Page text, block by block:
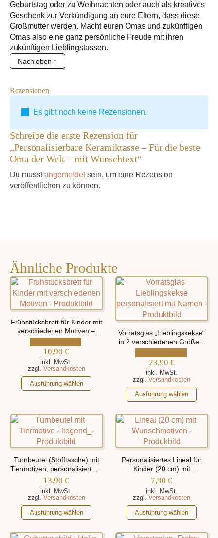
Geburtstag oder zu Weihnachten oder auch als kreatives
Geschenk zur Verkündigung an eure Eltern, dass diese
Großmutter werden. Macht euren Omas und zukünftigen
Omas also eine ganz persönliche Freude mit ihren
zukünftigen Lieblingstassen.
Nach oben ↑
Rezensionen
Es gibt noch keine Rezensionen.
Schreibe die erste Rezension für
„Personalisierbare Keramiktasse – Für die beste
Oma der Welt – mit Wunschtext“
Du musstangemeldetsein, um eine Rezension
veröffentlichen zu können.
Ähnliche Produkte
Frühstücksbrett für Kinder mit
verschiedenen Motiven –
personalisiert mit Namen
10,90€
inkl. MwSt.
zzgl. Versandkosten
Ausführung wählen
Dieses
Produkt
mehrere
Varianten
auf.
Die
Optionen
können
Produktseite
gewählt
werden
Vorratsglas „Lieblingskekse“
in 2 verschiedenen Größen,
personalisiert mit Namen
23,90 €
inkl. MwSt.
zzgl.Versandkosten
Ausführung wählen
Dieses
Produkt
weist
mehrere
Varianten
auf.
Optionen
können
der
Produktseite
gewählt
werden
Turnbeutel (Stofftasche) mit
Tiermotiven, personalisiert mit
Namen
13,90€
inkl. MwSt.
zzgl. Versandkosten
Ausführung wählen
Dieses
Produkt
weist
Personalisiertes Lineal für
Kinder (20 cm) mit
verschiedenen Motiven
7,90€
inkl. MwSt.
zzgl.Versandkosten
Ausführung wählen
Dieses
Produkt
weist